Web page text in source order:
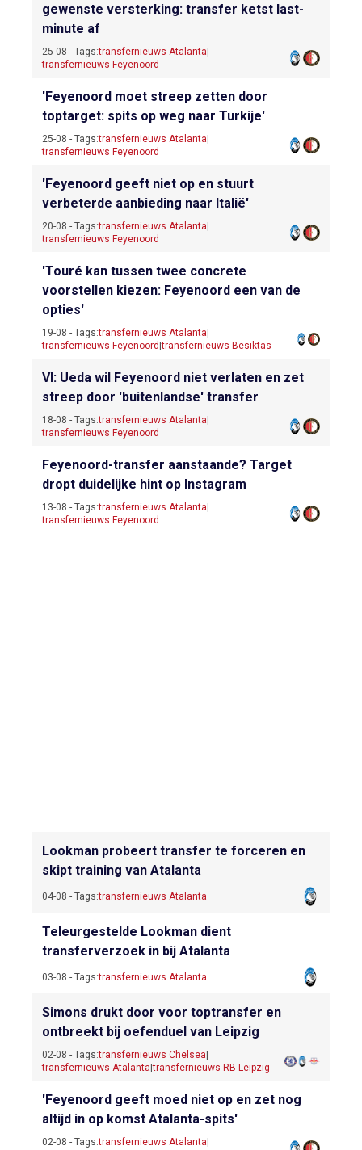
gewenste versterking: transfer ketst last-
minute af
25-08 - Tags:transfernieuws Atalanta|
transfernieuws Feyenoord
'Feyenoord moet streep zetten door
toptarget: spits op weg naar Turkije'
25-08 - Tags:transfernieuws Atalanta|
transfernieuws Feyenoord
'Feyenoord geeft niet op en stuurt
verbeterde aanbieding naar Italië'
20-08 - Tags:transfernieuws Atalanta|
transfernieuws Feyenoord
'Touré kan tussen twee concrete
voorstellen kiezen: Feyenoord een van de
opties'
19-08 - Tags:transfernieuws Atalanta|
transfernieuws Feyenoord |transfernieuws Besiktas
VI: Ueda wil Feyenoord niet verlaten en zet
streep door 'buitenlandse' transfer
18-08 - Tags:transfernieuws Atalanta|
transfernieuws Feyenoord
Feyenoord-transfer aanstaande? Target
dropt duidelijke hint op Instagram
13-08 - Tags:transfernieuws Atalanta|
transfernieuws Feyenoord
Lookman probeert transfer te forceren en
skipt training van Atalanta
04-08 - Tags:transfernieuws Atalanta
Teleurgestelde Lookman dient
transferverzoek in bij Atalanta
03-08 - Tags:transfernieuws Atalanta
Simons drukt door voor toptransfer en
ontbreekt bij oefenduel van Leipzig
02-08 - Tags:transfernieuws Chelsea|
transfernieuws Atalanta|transfernieuws RB Leipzig
'Feyenoord geeft moed niet op en zet nog
altijd in op komst Atalanta-spits'
02-08 - Tags:transfernieuws Atalanta|